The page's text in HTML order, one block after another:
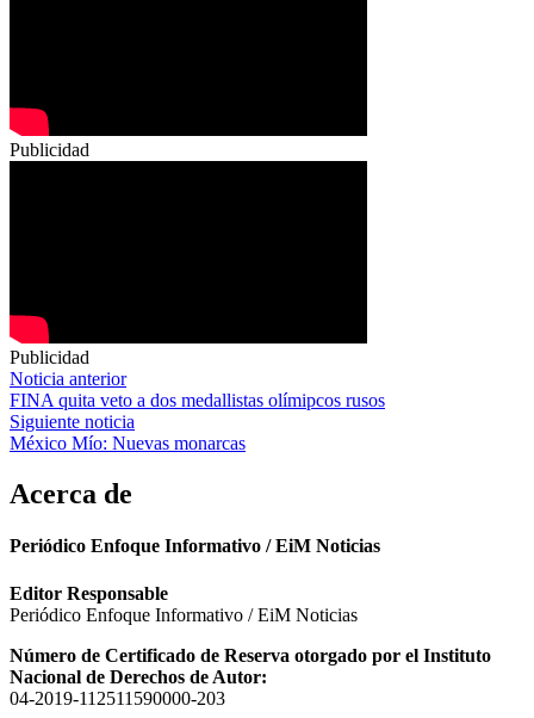
Publicidad
Publicidad
Navegación
de
entradas
Noticia anterior
FINA quita veto a dos medallistas olímipcos rusos
Siguiente noticia
México Mío: Nuevas monarcas
Acerca de
Periódico Enfoque Informativo / EiM Noticias
Editor Responsable
Periódico Enfoque Informativo / EiM Noticias
Número de Certificado de Reserva otorgado por el Instituto
Nacional de Derechos de Autor:
04-2019-112511590000-203